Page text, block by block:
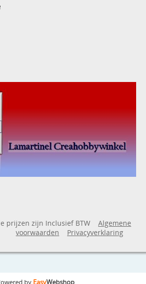
prijzen zijn Inclusief BTW
Algemene
voorwaarden
Privacyverklaring
by EasyWebshop